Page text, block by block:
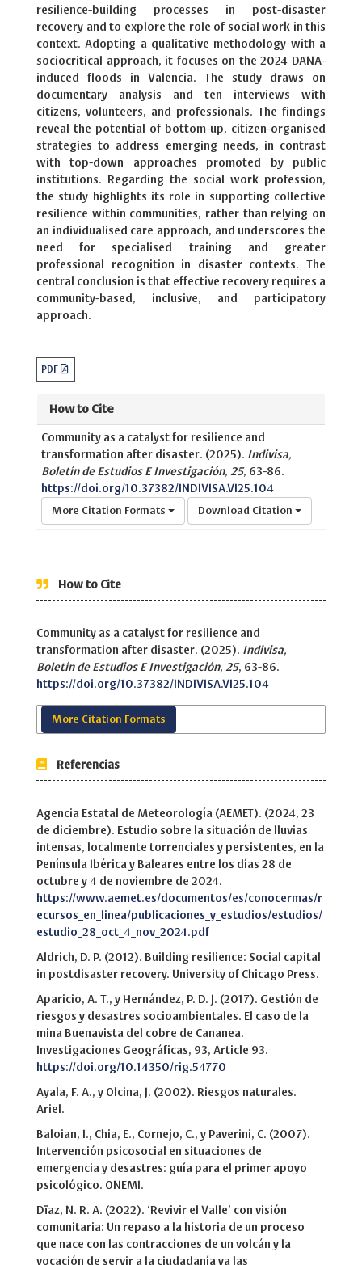
resilience-building processes in post-disaster
recovery and to explore the role of social work in this
context. Adopting a qualitative methodology with a
sociocritical approach, it focuses on the 2024 DANA-
induced floods in Valencia. The study draws on
documentary analysis and ten interviews with
citizens, volunteers, and professionals. The findings
reveal the potential of bottom-up, citizen-organised
strategies to address emerging needs, in contrast
with top-down approaches promoted by public
institutions. Regarding the social work profession,
the study highlights its role in supporting collective
resilience within communities, rather than relying on
an individualised care approach, and underscores the
need for specialised training and greater
professional recognition in disaster contexts. The
central conclusion is that effective recovery requires a
community-based, inclusive, and participatory
approach.
PDF
How to Cite
Community as a catalyst for resilience and
transformation after disaster. (2025). Indivisa,
Boletín de Estudios E Investigación, 25, 63-86.
https://doi.org/10.37382/INDIVISA.VI25.104
More Citation Formats Download Citation
How to Cite
Community as a catalyst for resilience and
transformation after disaster. (2025). Indivisa,
Boletín de Estudios E Investigación, 25, 63-86.
https://doi.org/10.37382/INDIVISA.VI25.104
More Citation Formats
Referencias
Agencia Estatal de Meteorología (AEMET). (2024, 23
de diciembre). Estudio sobre la situación de lluvias
intensas, localmente torrenciales y persistentes, en la
Península Ibérica y Baleares entre los días 28 de
octubre y 4 de noviembre de 2024.
https://www.aemet.es/documentos/es/conocermas/r
ecursos_en_linea/publicaciones_y_estudios/estudios/
estudio_28_oct_4_nov_2024.pdf
Aldrich, D. P. (2012). Building resilience: Social capital
in postdisaster recovery. University of Chicago Press.
Aparicio, A. T., y Hernández, P. D. J. (2017). Gestión de
riesgos y desastres socioambientales. El caso de la
mina Buenavista del cobre de Cananea.
Investigaciones Geográficas, 93, Article 93.
https://doi.org/10.14350/rig.54770
Ayala, F. A., y Olcina, J. (2002). Riesgos naturales.
Ariel.
Baloian, I., Chia, E., Cornejo, C., y Paverini, C. (2007).
Intervención psicosocial en situaciones de
emergencia y desastres: guía para el primer apoyo
psicológico. ONEMI.
Dïaz, N. R. A. (2022). ‘Revivir el Valle’ con visión
comunitaria: Un repaso a la historia de un proceso
que nace con las contracciones de un volcán y la
vocación de servir a la ciudadanía ya las